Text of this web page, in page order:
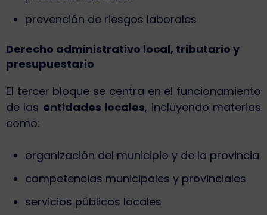
prevención de riesgos laborales
Derecho administrativo local, tributario y
presupuestario
El tercer bloque se centra en el funcionamiento
de las entidades locales, incluyendo materias
como:
organización del municipio y de la provincia
competencias municipales y provinciales
servicios públicos locales